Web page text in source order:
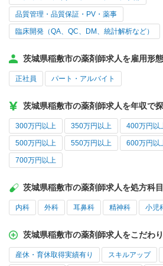
品質管理・品質保証・PV・薬事
臨床開発（QA、QC、DM、統計解析など）
茨城県稲敷市の薬剤師求人を雇用形
正社員 パート・アルバイト
茨城県稲敷市の薬剤師求人を年収で
300万円以上 350万円以上 400万円以
500万円以上 550万円以上 600万円以
700万円以上
茨城県稲敷市の薬剤師求人を処方科
内科 外科 耳鼻科 精神科 小児
茨城県稲敷市の薬剤師求人をこだわ
産休・育休取得実績有り スキルアップ